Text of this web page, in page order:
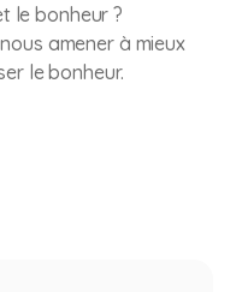
le bonheur ?
amener à mieux
le bonheur.